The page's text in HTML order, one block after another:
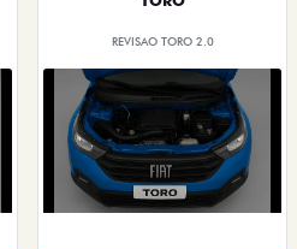
REVISAO TORO 2.0